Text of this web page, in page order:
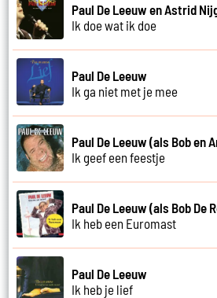
Paul De Leeuw en Astrid
Ik doe wat ik doe
Paul De Leeuw
Ik ga niet met je mee
Paul De Leeuw (als Bob en
Ik geef een feestje
Paul De Leeuw (als Bob De
Ik heb een Euromast
Paul De Leeuw
Ik heb je lief